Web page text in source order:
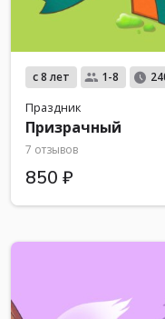
с 8 лет 1-8
Праздник
Призрачный
7 отзывов
850 ₽